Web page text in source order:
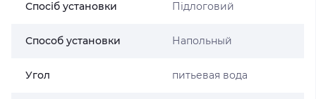
Спосіб установки Підлоговий
Способ установки Напольный
Угол питьевая вода